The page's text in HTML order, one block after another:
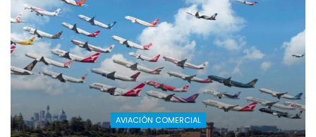
AVIACIÓN COMERCIAL